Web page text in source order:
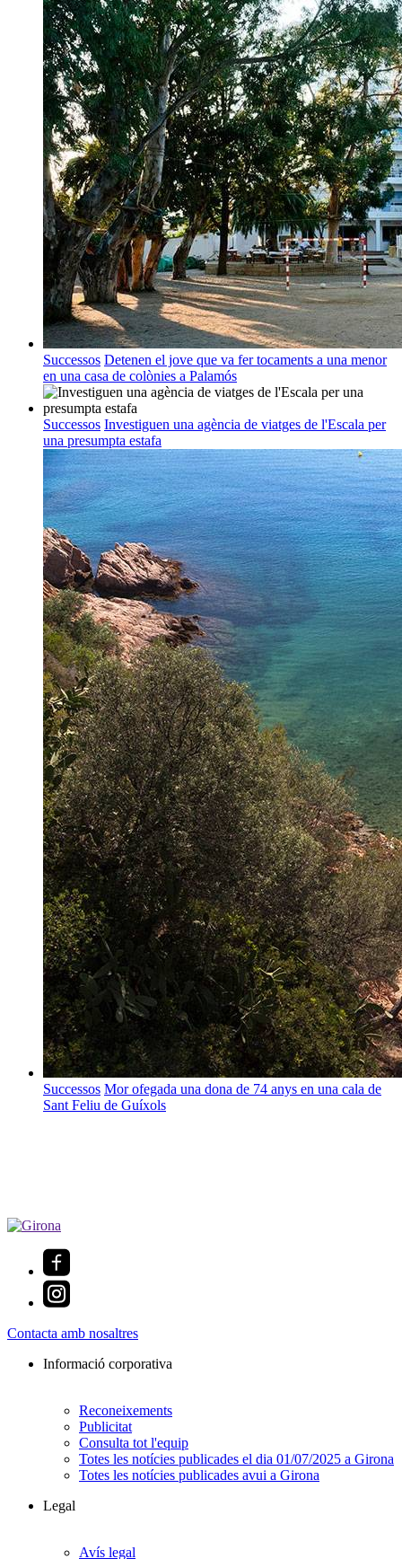
Successos Detenen el jove que va fer tocaments a una menor
en una casa de colònies a Palamós
Successos Investiguen una agència de viatges de l'Escala per
una presumpta estafa
Successos Mor ofegada una dona de 74 anys en una cala de
Sant Feliu de Guíxols
Contacta amb nosaltres
Informació corporativa
Reconeixements
Publicitat
Consulta tot l'equip
Totes les notícies publicades el dia 01/07/2025 a Girona
Totes les notícies publicades avui a Girona
Legal
Avís legal